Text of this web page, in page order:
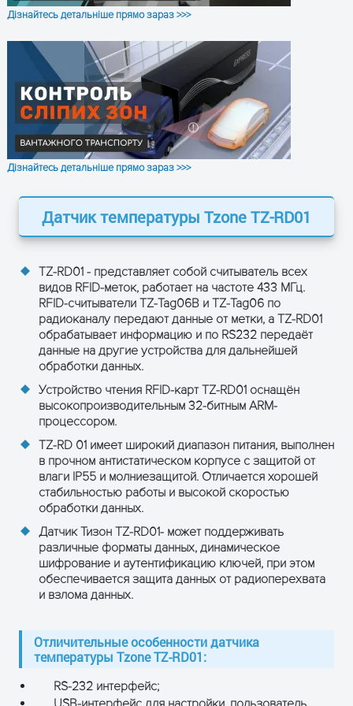
Дізнайтесь детальніше прямо зараз >>>
Дізнайтесь детальніше прямо зараз >>>
Датчик температуры Tzone TZ-RD01
TZ-RD01 - представляет собой считыватель всех
видов RFID-меток, работает на частоте 433 МГц.
RFID-считыватели TZ-Tag06B и TZ-Tag06 по
радиоканалу передают данные от метки, а TZ-RD01
обрабатывает информацию и по RS232 передаёт
данные на другие устройства для дальнейшей
обработки данных.
Устройство чтения RFID-карт TZ-RD01 оснащён
высокопроизводительным 32-битным ARM-
процессором.
TZ-RD 01 имеет широкий диапазон питания, выполнен
в прочном антистатическом корпусе с защитой от
влаги IP55 и молниезащитой. Отличается хорошей
стабильностью работы и высокой скоростью
обработки данных.
Датчик Тизон TZ-RD01- может поддерживать
различные форматы данных, динамическое
шифрование и аутентификацию ключей, при этом
обеспечивается защита данных от радиоперехвата
и взлома данных.
Отличительные особенности датчика
температуры Tzone TZ-RD01:
RS-232 интерфейс;
ПОЛУЧИТЬ КОНСУЛЬТАЦИЮ